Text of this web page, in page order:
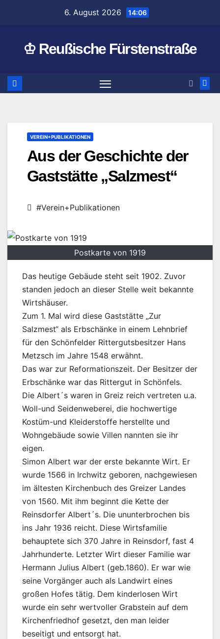
6. August 2026 14:06
♔ Reußische Fürstenstraße
VEREIN+PUBLIKATIONEN
Aus der Geschichte der
Gaststätte „Salzmest“
#Verein+Publikationen
Postkarte von 1919
Das heutige Gebäude steht seit 1902. Zuvor
standen jedoch an dieser Stelle weit bekannte
Wirtshäuser.
Zum 1. Mal wird diese Gaststätte „Zur
Salzmest“ als Erbschänke in einem Lehnbrief
für den Schönfelder Rittergutsbesitzer Hans
Metzsch im Jahre 1548 erwähnt.
Das war zur Reformationszeit. Der Besitzer der
Erbschänke war das Rittergut in Schönfels.
Die Albert´s waren in Greiz reich vertreten u.a.
Woll-und Seidenweberei, die hochwertige
Kostüm-und Kleiderstoffe herstellte und
Wohngebäude sowie Villen nannten sie ihr
eigen.
Simon Albert war der erste bekannte Wirt. Er
wurde 1566 in Irchwitz geboren, nachgewiesen
im ältesten Kirchenbuch des Greizer Landes
von 1560. Mit ihm beginnt die Kette der
Reinsdorfer Albert´s. Die ununterbrochen bis
ins Jahr 1936 reicht. Diese Wirtsfamilie
behauptete sich 370 Jahre in Reinsdorf, fast 4
Jahrhunderte. Letzter Wirt dieser Familie war
Hermann Julius Albert (geb.1860). Er war wie
seine Vorgänger auch als Landwirt eines
großen Hofes tätig. Dem kinderlosen Wirt
wurde ein sehr wertvoller Grabstein auf dem
Kirchenfriedhof gesetzt, den man leider
beseitigt und entsorgt hat.